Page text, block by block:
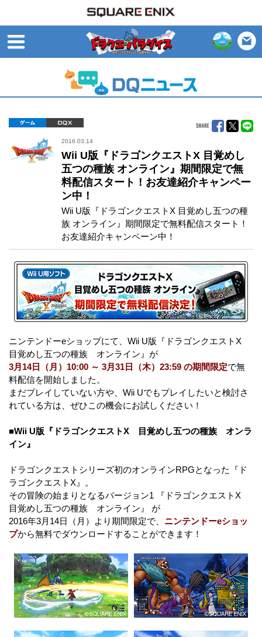
ゲーム
2016.03.14
Wii U版『ドラゴンクエストX 目覚めし
五つの種族 オンライン』期間限定で無
料配信スタート！お友達紹介キャンペー
ン中！
Wii U版『ドラゴンクエストX 目覚めし五つの種
族 オンライン』期間限定で無料配信スタート！
お友達紹介キャンペーン中！
ニンテンドーeショップにて、Wii U版『ドラゴンクエストX
目覚めし五つの種族 オンライン』が
3月14日（月）10:00 ～ 3月31日（木）23:59 の期間限定で無
料配信を開始しました。
まだプレイしていない方や、Wii Uでもプレイしたいと検討さ
れている方は、ぜひこの機会にお試しください！
■Wii U版『ドラゴンクエストX 目覚めし五つの種族 オンラ
イン』
ドラゴンクエストシリーズ初のオンラインRPGとなった『ド
ラゴンクエストX』。
その冒険の始まりとなるバージョン1 『ドラゴンクエストX
目覚めし五つの種族 オンライン』 が
2016年3月14日（月）より期間限定で、 ニンテンドーeショッ
プから無料でダウンロードすることができます！